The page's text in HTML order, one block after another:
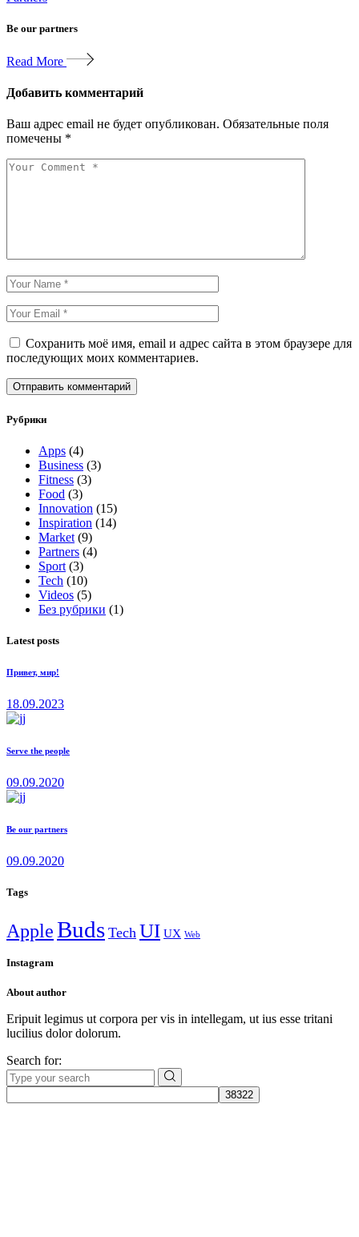
Be our partners
Read More
Добавить комментарий
Ваш адрес email не будет опубликован. Обязательные поля
помечены *
Сохранить моё имя, email и адрес сайта в этом браузере для
последующих моих комментариев.
Отправить комментарий
Рубрики
Apps (4)
Business (3)
Fitness (3)
Food (3)
Innovation (15)
Inspiration (14)
Market (9)
Partners (4)
Sport (3)
Tech (10)
Videos (5)
Без рубрики (1)
Latest posts
Привет, мир!
18.09.2023
Serve the people
09.09.2020
Be our partners
09.09.2020
Tags
AppleBuds Tech UI UX Web
Instagram
About author
Eripuit legimus ut corpora per vis in intellegam, ut ius esse tritani
lucilius dolor dolorum.
Search for: